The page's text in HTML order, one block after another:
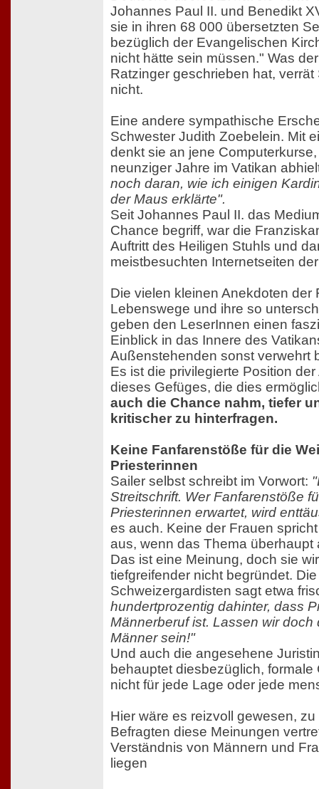
Johannes Paul II. und Benedikt
sie in ihren 68 000 übersetzten
bezüglich der Evangelischen
nicht hätte sein müssen." Was
Ratzinger geschrieben hat, verrät
nicht.
Eine andere sympathische
Schwester Judith Zoebelein. Mit
denkt sie an jene
neunziger Jahre im Vatikan
noch daran, wie ich einigen
der Maus erklärte".
Seit Johannes Paul II. das
Chance begriff, war die
Auftritt des Heiligen Stuhls und
meistbesuchten Internetseiten
Die vielen kleinen Anekdoten der
Lebenswege und ihre so
geben den LeserInnen einen
Einblick in das Innere des
Außenstehenden sonst verwehrt
Es ist die privilegierte Position der
dieses Gefüges, die dies
auch die Chance nahm, tiefer
kritischer zu hinterfragen.
Keine Fanfarenstöße für die
Priesterinnen
Sailer selbst schreibt im Vorwort:
Streitschrift. Wer Fanfarenstöße
Priesterinnen erwartet, wird
es auch. Keine der Frauen
aus, wenn das Thema überhaupt
Das ist eine Meinung, doch sie
tiefgreifender nicht begründet.
Schweizergardisten sagt etwa
hundertprozentig dahinter, dass
Männerberuf ist. Lassen wir doch
Männer sein!"
Und auch die angesehene
behauptet diesbezüglich, formale
nicht für jede Lage oder jede
Hier wäre es reizvoll gewesen,
Befragten diese Meinungen
Verständnis von Männern und
liegen